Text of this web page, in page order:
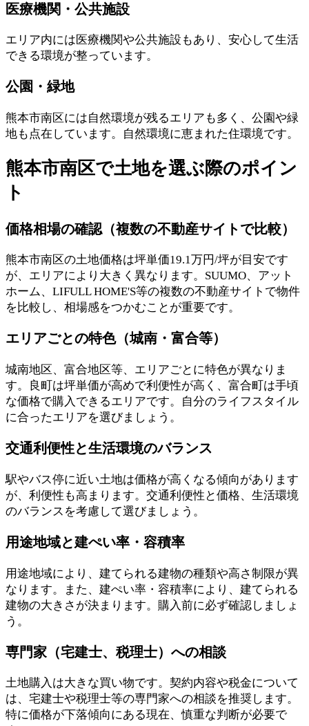
医療機関・公共施設
エリア内には医療機関や公共施設もあり、安心して生活
できる環境が整っています。
公園・緑地
熊本市南区には自然環境が残るエリアも多く、公園や緑
地も点在しています。自然環境に恵まれた住環境です。
熊本市南区で土地を選ぶ際のポイン
ト
価格相場の確認（複数の不動産サイトで比較）
熊本市南区の土地価格は坪単価19.1万円/坪が目安です
が、エリアにより大きく異なります。SUUMO、アット
ホーム、LIFULL HOME'S等の複数の不動産サイトで物件
を比較し、相場感をつかむことが重要です。
エリアごとの特色（城南・富合等）
城南地区、富合地区等、エリアごとに特色が異なりま
す。良町は坪単価が高めで利便性が高く、富合町は手頃
な価格で購入できるエリアです。自分のライフスタイル
に合ったエリアを選びましょう。
交通利便性と生活環境のバランス
駅やバス停に近い土地は価格が高くなる傾向があります
が、利便性も高まります。交通利便性と価格、生活環境
のバランスを考慮して選びましょう。
用途地域と建ぺい率・容積率
用途地域により、建てられる建物の種類や高さ制限が異
なります。また、建ぺい率・容積率により、建てられる
建物の大きさが決まります。購入前に必ず確認しましょ
う。
専門家（宅建士、税理士）への相談
土地購入は大きな買い物です。契約内容や税金について
は、宅建士や税理士等の専門家への相談を推奨します。
特に価格が下落傾向にある現在、慎重な判断が必要で